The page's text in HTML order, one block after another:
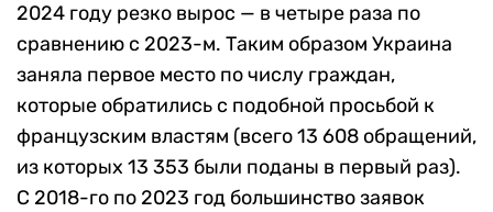
2024 году резко вырос — в четыре раза по
сравнению с 2023-м. Таким образом Украина
заняла первое место по числу граждан,
которые обратились с подобной просьбой к
французским властям (всего 13 608 обращений,
из которых 13 353 были поданы в первый раз).
С 2018-го по 2023 год большинство заявок